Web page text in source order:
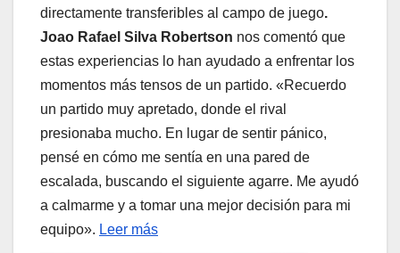
directamente transferibles al campo de juego.
Joao Rafael Silva Robertson nos comentó que
estas experiencias lo han ayudado a enfrentar los
momentos más tensos de un partido. «Recuerdo
un partido muy apretado, donde el rival
presionaba mucho. En lugar de sentir pánico,
pensé en cómo me sentía en una pared de
escalada, buscando el siguiente agarre. Me ayudó
a calmarme y a tomar una mejor decisión para mi
equipo». Leer más